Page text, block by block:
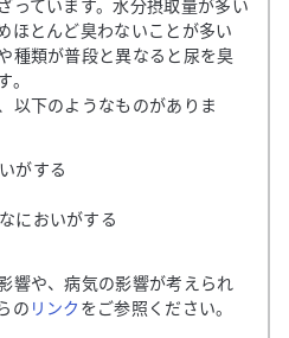
っています。水分摂取量が多い
ほとんど臭わないことが多い
種類が普段と異なると尿を臭
。
以下のようなものがありま
がする
においがする
響や、病気の影響が考えられ
の リンク をご参照ください。